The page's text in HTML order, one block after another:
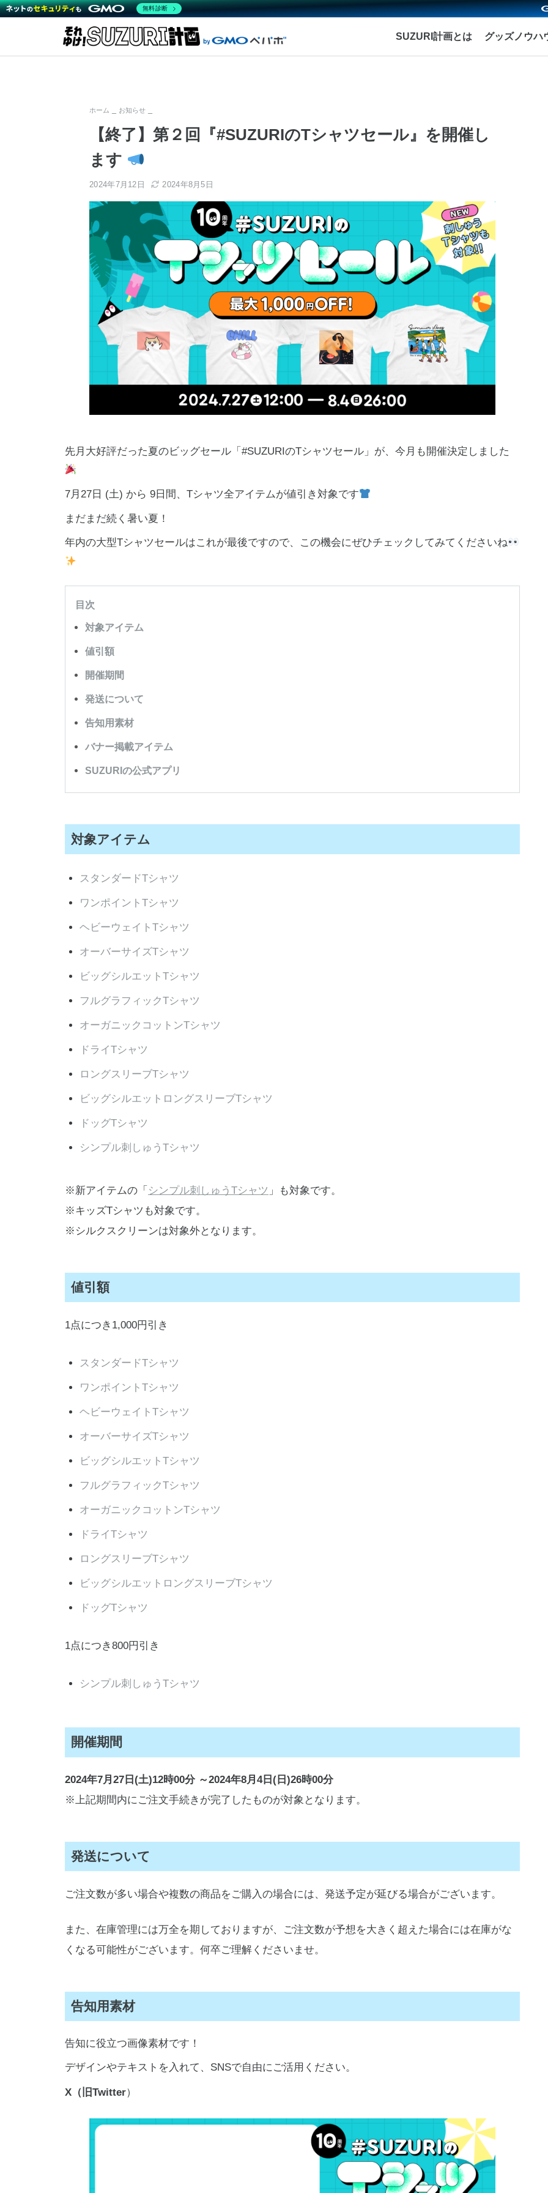
SUZURI計画とは グッズノウハ
ホーム お知らせ
【終了】第２回『#SUZURIのTシャツセール』を開催し
ます
2024年7月12日 2024年8月5日
先月大好評だった夏のビッグセール「#SUZURIのTシャツセール」が、今月も開催決定しました
7月27日 (土) から 9日間、Tシャツ全アイテムが値引き対象です
まだまだ続く暑い夏！
年内の大型Tシャツセールはこれが最後ですので、この機会にぜひチェックしてみてくださいね
目次
対象アイテム
値引額
開催期間
発送について
告知用素材
バナー掲載アイテム
SUZURIの公式アプリ
対象アイテム
スタンダードTシャツ
ワンポイントTシャツ
ヘビーウェイトTシャツ
オーバーサイズTシャツ
ビッグシルエットTシャツ
フルグラフィックTシャツ
オーガニックコットンTシャツ
ドライTシャツ
ロングスリーブTシャツ
ビッグシルエットロングスリーブTシャツ
ドッグTシャツ
シンプル刺しゅうTシャツ
※新アイテムの「 シンプル刺しゅうTシャツ 」も対象です。
※キッズTシャツも対象です。
※シルクスクリーンは対象外となります。
値引額
1点につき1,000円引き
スタンダードTシャツ
ワンポイントTシャツ
ヘビーウェイトTシャツ
オーバーサイズTシャツ
ビッグシルエットTシャツ
フルグラフィックTシャツ
オーガニックコットンTシャツ
ドライTシャツ
ロングスリーブTシャツ
ビッグシルエットロングスリーブTシャツ
ドッグTシャツ
1点につき800円引き
シンプル刺しゅうTシャツ
開催期間
2024年7月27日(土)12時00分 ～2024年8月4日(日)26時00分
※上記期間内にご注文手続きが完了したものが対象となります。
発送について
ご注文数が多い場合や複数の商品をご購入の場合には、発送予定が延びる場合がございます。
また、在庫管理には万全を期しておりますが、ご注文数が予想を大きく超えた場合には在庫がな
くなる可能性がございます。何卒ご理解くださいませ。
告知用素材
告知に役立つ画像素材です！
デザインやテキストを入れて、SNSで自由にご活用ください。
X（旧Twitter）
無料診断